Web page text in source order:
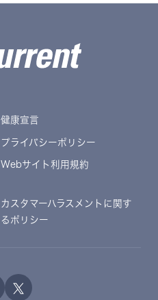
健康宣言
プライバシーポリシー
Webサイト利用規約
カスタマーハラスメントに関す
るポリシー